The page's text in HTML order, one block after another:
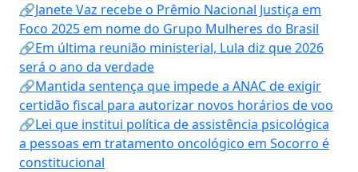
🔗Janete Vaz recebe o Prêmio Nacional Justiça em
Foco 2025 em nome do Grupo Mulheres do Brasil
🔗Em última reunião ministerial, Lula diz que 2026
será o ano da verdade
🔗Mantida sentença que impede a ANAC de exigir
certidão fiscal para autorizar novos horários de voo
🔗Lei que institui política de assistência psicológica
a pessoas em tratamento oncológico em Socorro é
constitucional